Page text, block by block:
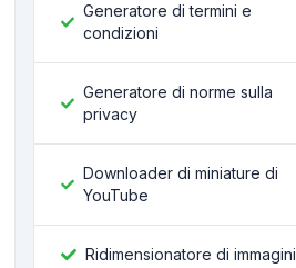
Generatore di termini e
condizioni
Generatore di norme sulla
privacy
Downloader di miniature di
YouTube
Ridimensionatore di immagini